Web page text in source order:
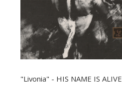
"Livonia" - HIS NAME IS ALIVE